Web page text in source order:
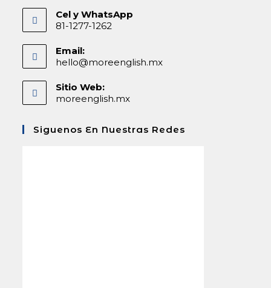
Cel y WhatsApp
81-1277-1262
Email:
hello@moreenglish.mx
Sitio Web:
moreenglish.mx
Siguenos En Nuestras Redes